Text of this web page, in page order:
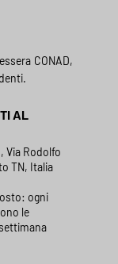
CONAD,
AL
Via Rodolfo
TN, Italia
ogni
le